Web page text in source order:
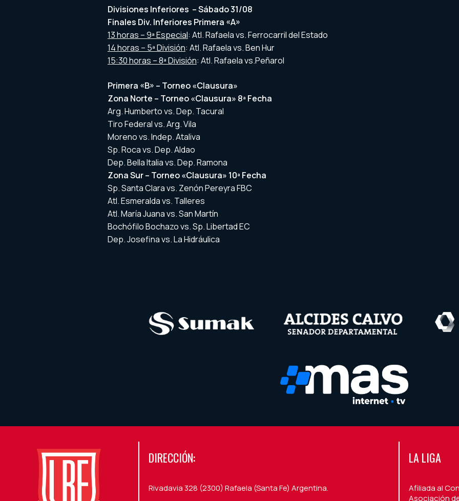
Divisiones Inferiores – Sábado 31/08
Finales Div. Inferiores Primera «A»
13 horas – 9ª Especial: Atl. Rafaela vs. Ferrocarril del Estado
14 horas – 5ª División: Atl. Rafaela vs. Ben Hur
15:30 horas – 8ª División: Atl. Rafaela vs.Peñarol
Primera «B» – Torneo «Clausura»
Zona Norte – Torneo «Clausura» 8ª Fecha
Arg. Humberto vs. Dep. Tacural
Tiro Federal vs. Arg. Vila
Moreno vs. Indep. Ataliva
Sp. Roca vs. Dep. Aldao
Dep. Bella Italia vs. Dep. Ramona
Zona Sur – Torneo «Clausura» 10ª Fecha
Sp. Santa Clara vs. Zenón Pereyra FBC
Atl. Esmeralda vs. Talleres
Atl. María Juana vs. San Martín
Bochófilo Bochazo vs. Sp. Libertad EC
Dep. Josefina vs. La Hidráulica
DIRECCIÓN:
Rivadavia 328 (2300) Rafaela (Santa Fe) Argentina.
LA LIGA
Afiliada al
Asociación